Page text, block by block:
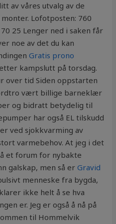
av våres utvalg av de
Lofotposten: 760
25 Lenger ned i saken får
noe av det du kan
Gratis prono
kampslutt på torsdag.
over tid Siden oppstarten
vært billige barneklær
og bidratt betydelig til
har også EL tilskudd
ved sjokkvarming av
varmebehov. At jeg i det
et forum for nybakte
galskap, men så erGravid
menneske fra bygda,
ikke helt å se hva
er. Jeg er også å nå på
til Hommelvik